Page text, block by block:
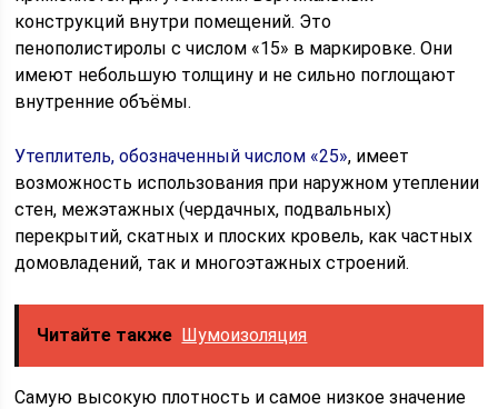
конструкций внутри помещений. Это
пенополистиролы с числом «15» в маркировке. Они
имеют небольшую толщину и не сильно поглощают
внутренние объёмы.
Утеплитель, обозначенный числом «25», имеет
возможность использования при наружном утеплении
стен, межэтажных (чердачных, подвальных)
перекрытий, скатных и плоских кровель, как частных
домовладений, так и многоэтажных строений.
Читайте также Шумоизоляция
Самую высокую плотность и самое низкое значение